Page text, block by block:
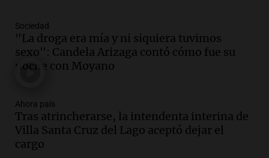
mediante delivery
Panorama Federal
Episodios
Audio. El alzobispo García Cueva llama a
Panorama Federal
Episodios
Audio.La inflación en Buenos Aires
alcanza el 2,9% en julio, generando
Sociedad
"La droga era mía y ni siquiera tuvimos
sexo": Candela Arizaga contó cómo fue su
noche con Moyano
Ahora país
Tras atrincherarse, la intendenta interina de
Villa Santa Cruz del Lago aceptó dejar el
cargo